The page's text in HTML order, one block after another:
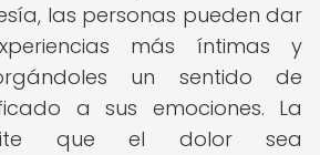
las personas pueden dar
más íntimas y
un sentido de
a sus emociones. La
que el dolor sea